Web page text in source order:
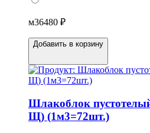
м36480 ₽
Добавить в корзину
Шлакоблок
Щ) (1м3=72шт.)